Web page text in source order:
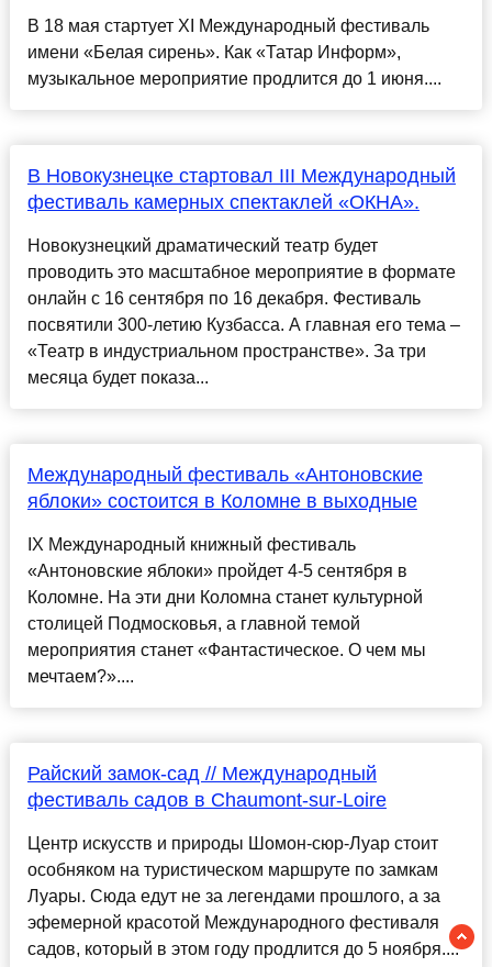
В 18 мая стартует XI Международный фестиваль
имени «Белая сирень». Как «Татар Информ»,
музыкальное мероприятие продлится до 1 июня....
В Новокузнецке стартовал III Международный
фестиваль камерных спектаклей «ОКНА».
Новокузнецкий драматический театр будет
проводить это масштабное мероприятие в формате
онлайн с 16 сентября по 16 декабря. Фестиваль
посвятили 300-летию Кузбасса. А главная его тема –
«Театр в индустриальном пространстве». За три
месяца будет показа...
Международный фестиваль «Антоновские
яблоки» состоится в Коломне в выходные
IX Международный книжный фестиваль
«Антоновские яблоки» пройдет 4-5 сентября в
Коломне. На эти дни Коломна станет культурной
столицей Подмосковья, а главной темой
мероприятия станет «Фантастическое. О чем мы
мечтаем?»....
Райский замок-сад // Международный
фестиваль садов в Chaumont-sur-Loire
Центр искусств и природы Шомон-сюр-Луар стоит
особняком на туристическом маршруте по замкам
Луары. Сюда едут не за легендами прошлого, а за
эфемерной красотой Международного фестиваля
садов, который в этом году продлится до 5 ноября....